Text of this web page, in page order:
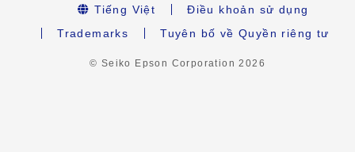
Tiếng Việt
Điều khoản sử dụng
Trademarks
Tuyên bố về Quyền riêng tư
© Seiko Epson Corporation2026